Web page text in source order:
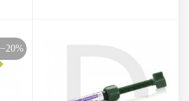
‎−20%